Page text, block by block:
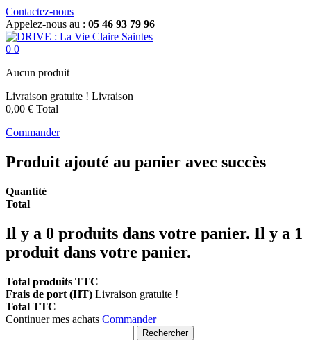
Contactez-nous
Appelez-nous au : 05 46 93 79 96
0 0
Aucun produit
Livraison gratuite ! Livraison
0,00 € Total
Commander
Produit ajouté au panier avec succès
Quantité
Total
Il y a 0 produits dans votre panier. Il y a 1
produit dans votre panier.
Total produits TTC
Frais de port (HT) Livraison gratuite !
Total TTC
Continuer mes achats Commander
Rechercher